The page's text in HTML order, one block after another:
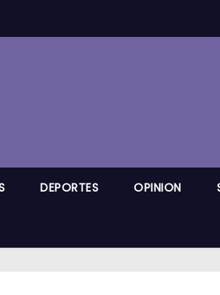
DEPORTES OPINION